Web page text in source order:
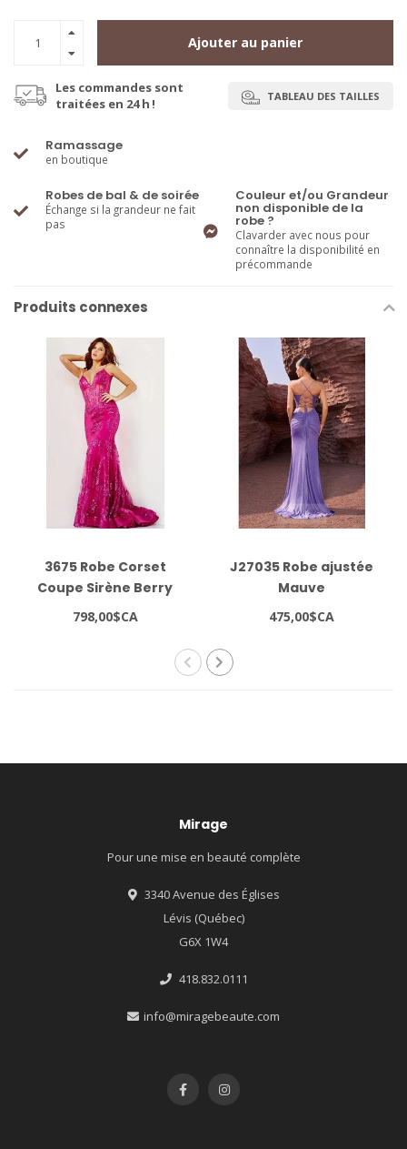
Ajouter au panier
Les commandes sont
traitées en 24 h !
TABLEAU DES TAILLES
Ramassage
en boutique
Robes de bal & de soirée
Échange si la grandeur ne fait
pas
Couleur et/ou Grandeur
non disponible de la
robe ?
Clavarder avec nous pour
connaître la disponibilité en
précommande
Produits connexes
3675 Robe Corset
Coupe Sirène Berry
798,00$CA
J27035 Robe ajustée
Mauve
475,00$CA
Mirage
Pour une mise en beauté complète
3340 Avenue des Églises
Lévis (Québec)
G6X 1W4
418.832.0111
info@miragebeaute.com